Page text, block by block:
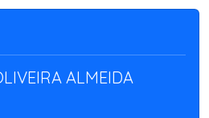
ALMEIDA